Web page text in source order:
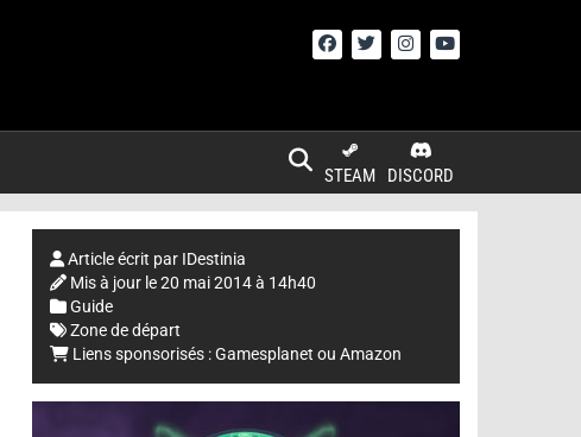
DISCORD
STEAM
Article écrit par IDestinia
Mis à jour le20 mai 2014 à 14h40
Guide
Zone de départ
Liens sponsorisés :Gamesplanet ou Amazon